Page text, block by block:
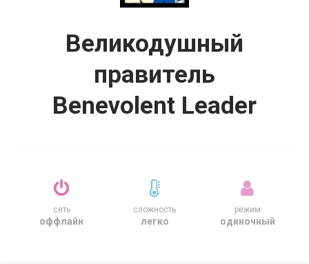
Великодушный
правитель
Benevolent Leader
сеть
оффлайн
сложность
легко
режим
одиночный